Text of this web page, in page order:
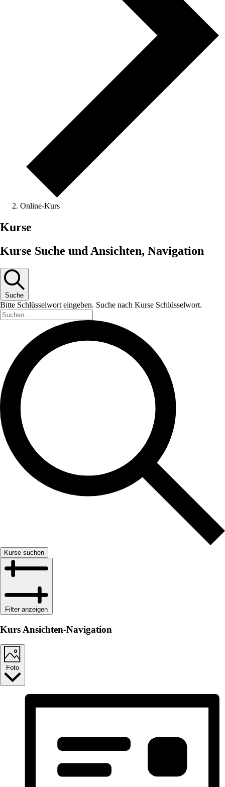
Online-Kurs
Kurse
Kurse Suche und Ansichten, Navigation
Suche
Bitte Schlüsselwort eingeben. Suche nach Kurse Schlüsselwort.
Kurse suchen
Filter anzeigen
Kurs Ansichten-Navigation
Foto